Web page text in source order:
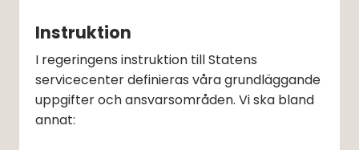
Instruktion
I regeringens instruktion till Statens
servicecenter definieras våra grundläggande
uppgifter och ansvarsområden. Vi ska bland
annat: